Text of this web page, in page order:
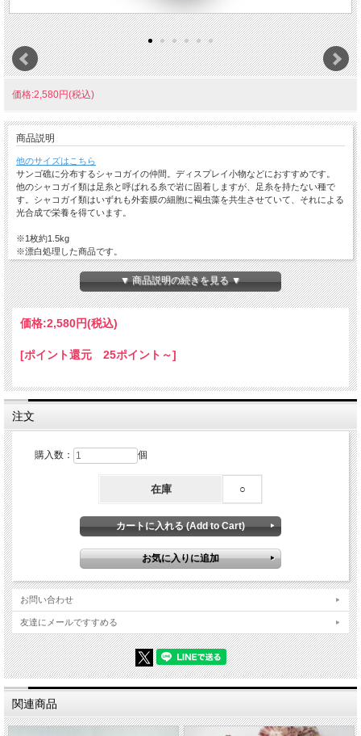
価格:2,580円(税込)
商品説明
他のサイズはこちら
サンゴ礁に分布するシャコガイの仲間。ディスプレイ小物などにおすすめです。
他のシャコガイ類は足糸と呼ばれる糸で岩に固着しますが、足糸を持たない種で
す。シャコガイ類はいずれも外套膜の細胞に褐虫藻を共生させていて、それによる
光合成で栄養を得ています。
※1枚約1.5kg
※漂白処理した商品です。
※触れたり、置くと表面の付着物が若干剥がれ落ちます。
※個体によって成長痕、若干の欠け等が含まれる場合がございます。
※天然素材のため同じ形状、色味の物はありません。個性としてお楽しみくださ
い。
※模様や色味については当店のお任せになります。
イ 英名：Bear paw clam 学名： Hippopus hippopus
は太く丸みを帯び鱗片状になっています。
▼ 商品説明の続きを見る ▼
価格:2,580円(税込)
[ポイント還元 25ポイント～]
注文
購入数： 個
在庫 ○
お問い合わせ
友達にメールですすめる
関連商品